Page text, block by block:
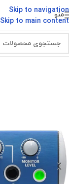
Skip to navigation
Skip to main content
منو